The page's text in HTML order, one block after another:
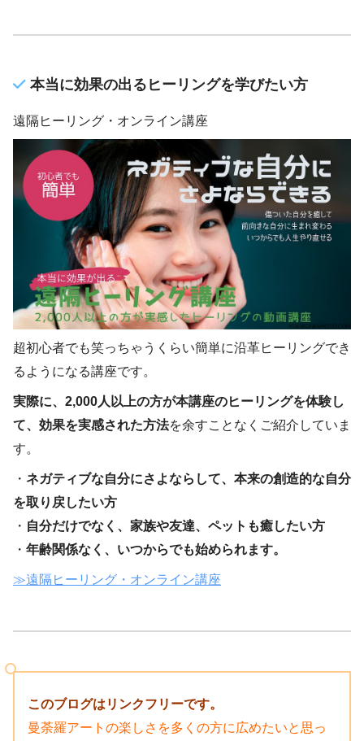
本当に効果の出るヒーリングを学びたい方
遠隔ヒーリング・オンライン講座
超初心者でも笑っちゃうくらい簡単に沿革ヒーリングでき
るようになる講座です。
実際に、2,000人以上の方が本講座のヒーリングを体験し
て、効果を実感された方法を余すことなくご紹介していま
す。
・ ネガティブな自分にさよならして、本来の創造的な自分
を取り戻したい方
・ 自分だけでなく、家族や友達、ペットも癒したい方
・ 年齢関係なく、いつからでも始められます。
≫遠隔ヒーリング・オンライン講座
このブログはリンクフリーです。
曼荼羅アートの楽しさを多くの方に広めたいと思っ